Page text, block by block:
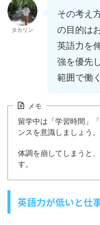
タカリン
その考え
の目的は
英語力を
強を優先
範囲で働
メモ
留学中は「学習時間」
ンスを意識しましょう。
体調を崩してしまうと
す。
英語力が低いと仕